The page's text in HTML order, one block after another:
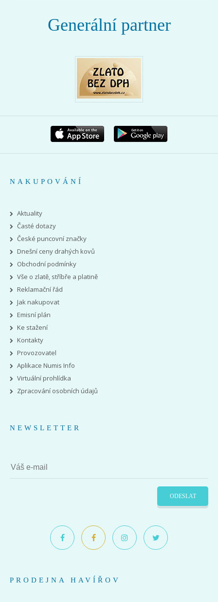
Generální partner
NAKUPOVÁNÍ
Aktuality
Časté dotazy
České puncovní značky
Dnešní ceny drahých kovů
Obchodní podmínky
Vše o zlatě, stříbře a platině
Reklamační řád
Jak nakupovat
Emisní plán
Ke stažení
Kontakty
Provozovatel
Aplikace Numis Info
Virtuální prohlídka
Zpracování osobních údajů
NEWSLETTER
ODESLAT
PRODEJNA HAVÍŘOV